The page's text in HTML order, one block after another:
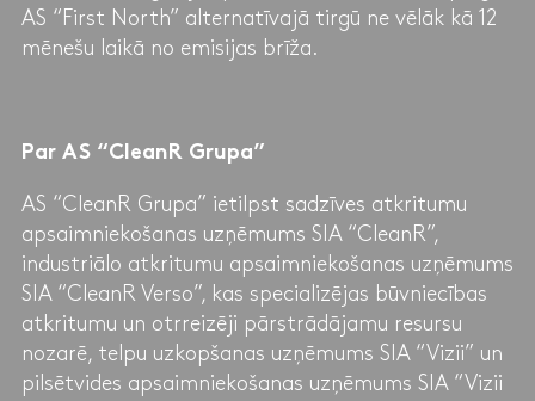
AS “First North” alternatīvajā tirgū ne vēlāk kā 12
mēnešu laikā no emisijas brīža.
Par AS “CleanR Grupa”
AS “CleanR Grupa” ietilpst sadzīves atkritumu
apsaimniekošanas uzņēmums SIA “CleanR”,
industriālo atkritumu apsaimniekošanas uzņēmums
SIA “CleanR Verso”, kas specializējas būvniecības
atkritumu un otrreizēji pārstrādājamu resursu
nozarē, telpu uzkopšanas uzņēmums SIA “Vizii” un
pilsētvides apsaimniekošanas uzņēmums SIA “Vizii